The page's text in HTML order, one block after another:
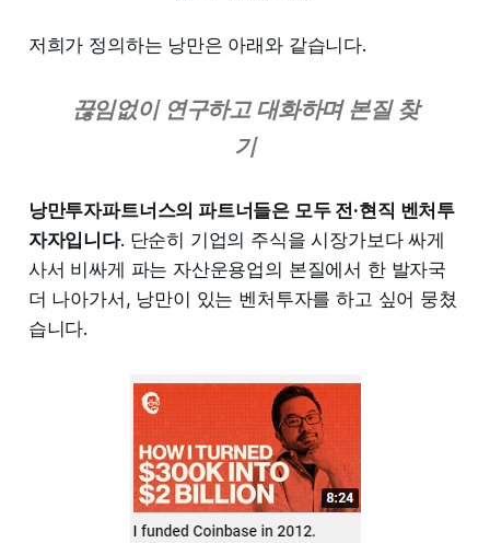
저희가 정의하는 낭만은 아래와 같습니다.
끊임없이 연구하고 대화하며 본질 찾
기
낭만투자파트너스의 파트너들은 모두 전·현직 벤처투
자자입니다. 단순히 기업의 주식을 시장가보다 싸게
사서 비싸게 파는 자산운용업의 본질에서 한 발자국
더 나아가서, 낭만이 있는 벤처투자를 하고 싶어 뭉쳤
습니다.